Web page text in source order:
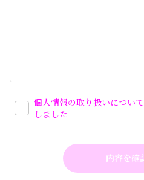
個人情報の取り扱いについて
しました